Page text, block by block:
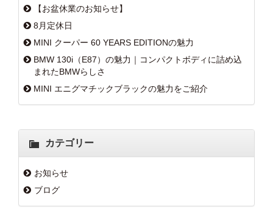
【お盆休業のお知らせ】
8月定休日
MINI クーパー 60 YEARS EDITIONの魅力
BMW 130i（E87）の魅力｜コンパクトボディに詰め込
まれたBMWらしさ
MINI エニグマチックブラックの魅力をご紹介
カテゴリー
お知らせ
ブログ